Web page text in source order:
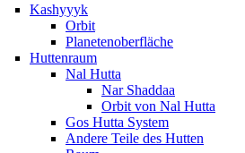
Kashyyyk
Orbit
Planetenoberfläche
Huttenraum
Nal Hutta
Nar Shaddaa
Orbit von Nal Hutta
Gos Hutta System
Andere Teile des Hutten